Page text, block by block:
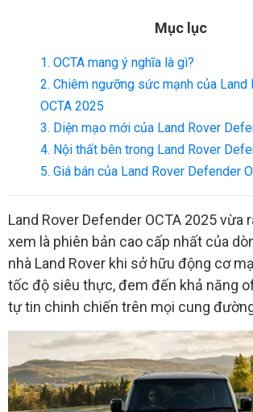
Mục lục
1. OCTA mang ý nghĩa là gì?
2. Chiêm ngưỡng sức mạnh của Land
OCTA 2025
3. Diện mạo mới của Land Rover
4. Nội thất bên trong Land Rover
5. Giá bán của Land Rover Defender
Land Rover Defender OCTA 2025 vừa
xem là phiên bản cao cấp nhất của
nhà Land Rover khi sở hữu động cơ
tốc độ siêu thực, đem đến khả năng
tự tin chinh chiến trên mọi cung